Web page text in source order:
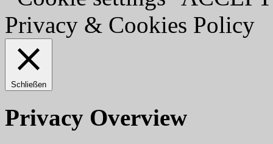
Privacy & Cookies Policy
Schließen
Privacy Overview